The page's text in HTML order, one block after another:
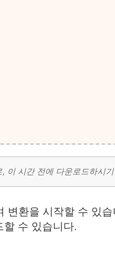
이 시간 전에 다운로드하시기
변환을 시작할 수 있
할 수 있습니다.